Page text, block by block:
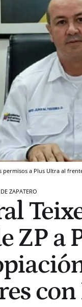
permisos a Plus Ultra al
ZAPATERO
ZP a